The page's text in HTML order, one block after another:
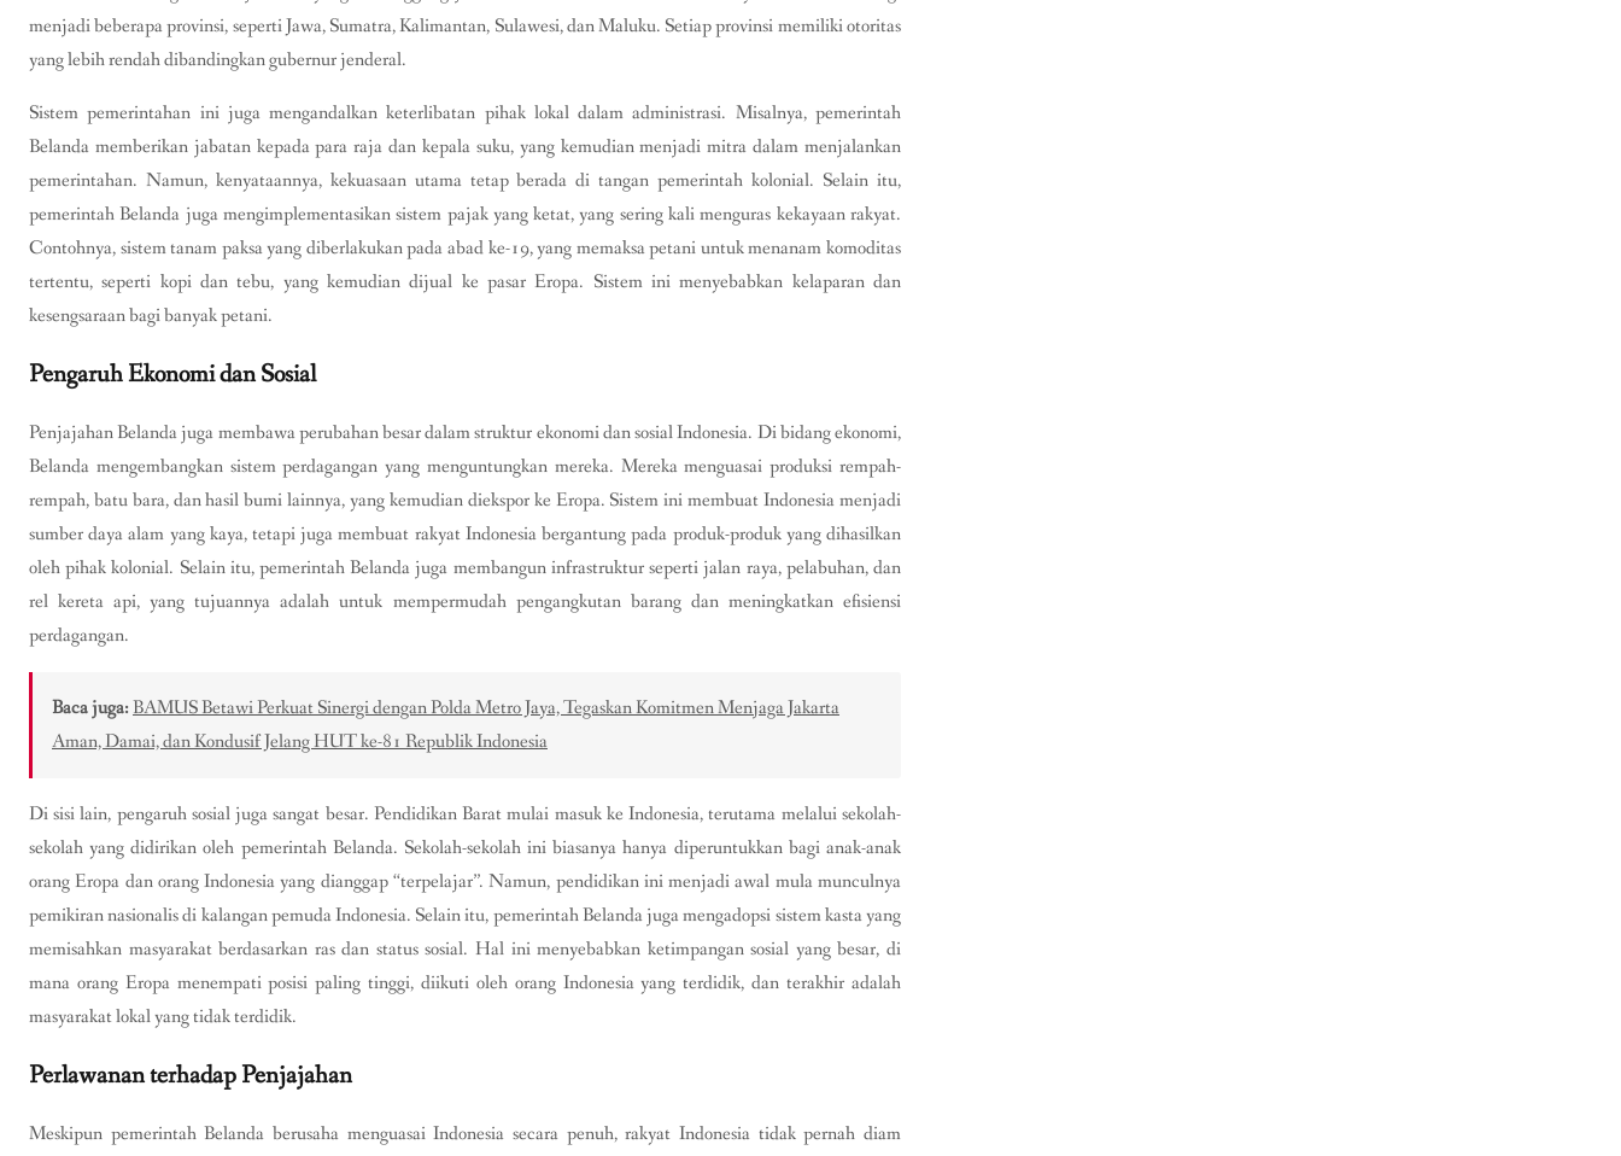
menjadi beberapa provinsi, seperti Jawa, Sumatra, Kalimantan, Sulawesi, dan Maluku. Setiap provinsi memiliki otoritas
yang lebih rendah dibandingkan gubernur jenderal.
Sistem pemerintahan ini juga mengandalkan keterlibatan pihak lokal dalam administrasi. Misalnya, pemerintah
Belanda memberikan jabatan kepada para raja dan kepala suku, yang kemudian menjadi mitra dalam menjalankan
pemerintahan. Namun, kenyataannya, kekuasaan utama tetap berada di tangan pemerintah kolonial. Selain itu,
pemerintah Belanda juga mengimplementasikan sistem pajak yang ketat, yang sering kali menguras kekayaan rakyat.
Contohnya, sistem tanam paksa yang diberlakukan pada abad ke-19, yang memaksa petani untuk menanam komoditas
tertentu, seperti kopi dan tebu, yang kemudian dijual ke pasar Eropa. Sistem ini menyebabkan kelaparan dan
kesengsaraan bagi banyak petani.
Pengaruh Ekonomi dan Sosial
Penjajahan Belanda juga membawa perubahan besar dalam struktur ekonomi dan sosial Indonesia. Di bidang ekonomi,
Belanda mengembangkan sistem perdagangan yang menguntungkan mereka. Mereka menguasai produksi rempah-
rempah, batu bara, dan hasil bumi lainnya, yang kemudian diekspor ke Eropa. Sistem ini membuat Indonesia menjadi
sumber daya alam yang kaya, tetapi juga membuat rakyat Indonesia bergantung pada produk-produk yang dihasilkan
oleh pihak kolonial. Selain itu, pemerintah Belanda juga membangun infrastruktur seperti jalan raya, pelabuhan, dan
rel kereta api, yang tujuannya adalah untuk mempermudah pengangkutan barang dan meningkatkan efisiensi
perdagangan.
Baca juga:BAMUS Betawi Perkuat Sinergi dengan Polda Metro Jaya, Tegaskan Komitmen Menjaga Jakarta
Aman, Damai, dan Kondusif Jelang HUT ke-81 Republik Indonesia
Di sisi lain, pengaruh sosial juga sangat besar. Pendidikan Barat mulai masuk ke Indonesia, terutama melalui sekolah-
sekolah yang didirikan oleh pemerintah Belanda. Sekolah-sekolah ini biasanya hanya diperuntukkan bagi anak-anak
orang Eropa dan orang Indonesia yang dianggap “terpelajar”. Namun, pendidikan ini menjadi awal mula munculnya
pemikiran nasionalis di kalangan pemuda Indonesia. Selain itu, pemerintah Belanda juga mengadopsi sistem kasta yang
memisahkan masyarakat berdasarkan ras dan status sosial. Hal ini menyebabkan ketimpangan sosial yang besar, di
mana orang Eropa menempati posisi paling tinggi, diikuti oleh orang Indonesia yang terdidik, dan terakhir adalah
masyarakat lokal yang tidak terdidik.
Perlawanan terhadap Penjajahan
Meskipun pemerintah Belanda berusaha menguasai Indonesia secara penuh, rakyat Indonesia tidak pernah diam